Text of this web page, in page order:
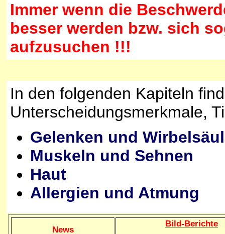
Immer wenn die
besser werden bzw. sich
aufzusuchen !!!
In den folgenden Kapiteln
Unterscheidungsmerkmale,
Gelenken und
Muskeln und Sehnen
Haut
Allergien und Atmung
News
Bild-Berichte